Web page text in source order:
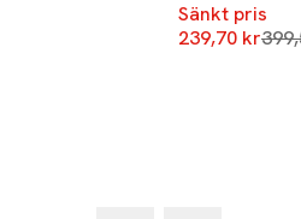
Sänkt pris
239,70 kr